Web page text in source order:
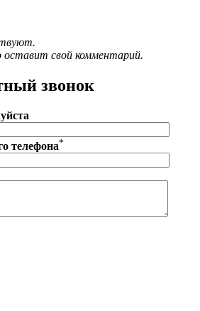
оставит свой комментарий.
звонок
телефона*